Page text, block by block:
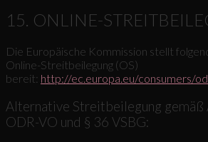
15. ONLINE-
Die Europäische Kommission stellt
Online-Streitbeilegung (OS)
bereit: http://ec.europa.eu/consumers/
Alternative Streitbeilegung gemäß
ODR-VO und § 36 VSBG: